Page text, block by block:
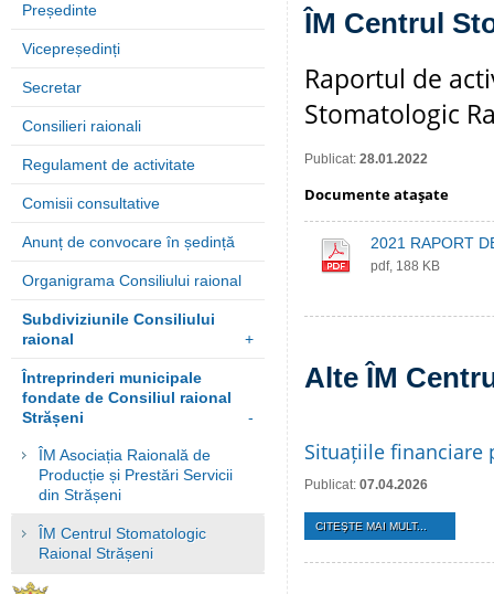
Președinte
Vicepreședinți
Secretar
Consilieri raionali
Regulament de activitate
Comisii consultative
Anunț de convocare în ședință
Organigrama Consiliului raional
Subdiviziunile Consiliului
raional
+
Întreprinderi municipale
fondate de Consiliul raional
Strășeni
-
ÎM Asociația Raională de
Producție și Prestări Servicii
din Strășeni
ÎM Centrul Stomatologic
Raional Strășeni
ÎM Centrul
Raportul de
Stomatologic
Publicat: 28.01.2022
Documente ataşate
2021 RAPORT
pdf, 188 KB
Alte ÎM
Situațiile financiare
Publicat: 07.04.2026
CITEŞTE MAI MULT...